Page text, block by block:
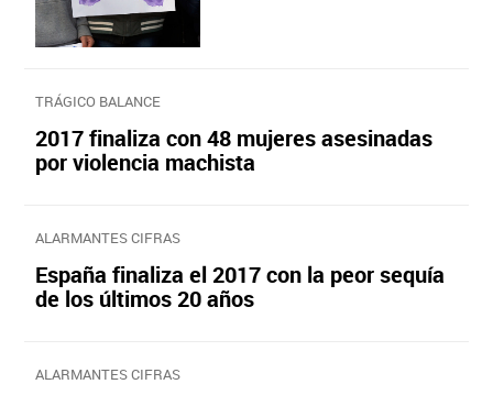
TRÁGICO BALANCE
2017 finaliza con 48 mujeres asesinadas
por violencia machista
ALARMANTES CIFRAS
España finaliza el 2017 con la peor sequía
de los últimos 20 años
ALARMANTES CIFRAS